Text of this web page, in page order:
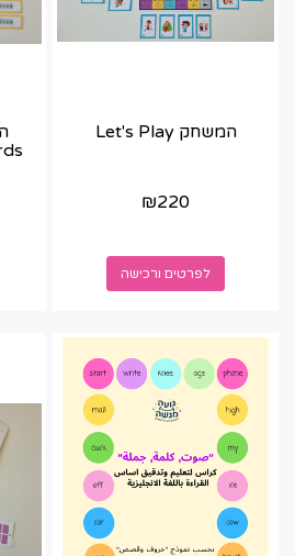
המשחק Let's Play
₪220
לפרטים ורכישה